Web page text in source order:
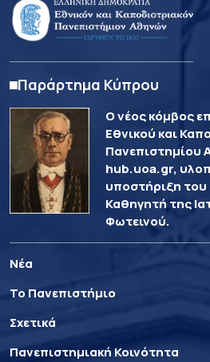
Παράρτημα Κύπρου
Ο νέος κόμβος
Εθνικού και
Πανεπιστημίου
hub.uoa.gr,
υποστήριξη
Καθηγητή της
Φωτεινού.
Νέα
Το Πανεπιστήμιο
Σχετικά
Πανεπιστημιακή Κοινότητα